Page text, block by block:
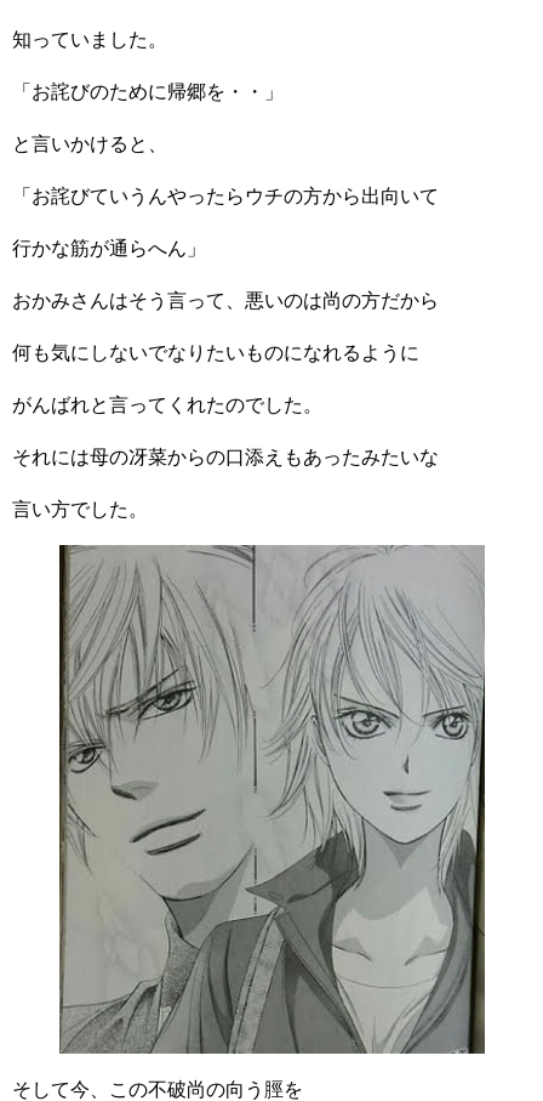
知っていました。
「お詫びのために帰郷を・・」
と言いかけると、
「お詫びていうんやったらウチの方から出向いて
行かな筋が通らへん」
おかみさんはそう言って、悪いのは尚の方だから
何も気にしないでなりたいものになれるように
がんばれと言ってくれたのでした。
それには母の冴菜からの口添えもあったみたいな
言い方でした。
そして今、この不破尚の向う脛を